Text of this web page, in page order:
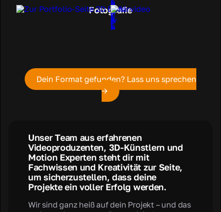
Fotografie
Dein Format gefunden? Lass uns sprechen
→
Unser Team aus erfahrenen
Videoproduzenten, 3D-Künstlern und
Motion Experten steht dir mit
Fachwissen und Kreativität zur Seite,
um sicherzustellen, dass deine
Projekte ein voller Erfolg werden.
Wir sind ganz heiß auf dein Projekt – und das